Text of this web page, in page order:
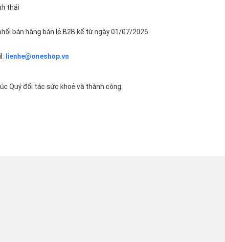
thái
bán hàng bán lẻ B2B kể từ ngày 01/07/2026.
lienhe@oneshop.vn
Quý đối tác sức khoẻ và thành công.